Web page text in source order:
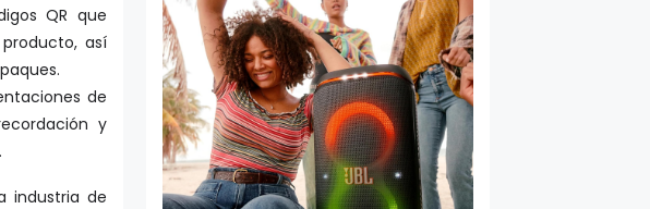
QR que
así
de
y
industria de